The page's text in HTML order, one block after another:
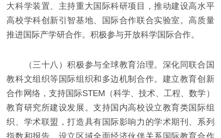
大科学装置、主持重大国际科研项目，推动建设高水平
高校学科创新引智基地、国际合作联合实验室。高质量
推进国际产学研合作。积极参与开放科学国际合作。
（三十八）积极参与全球教育治理。深化同联合国
教科文组织等国际组织和多边机制合作。建立教育创新
合作网络，支持国际STEM（科学、技术、工程、数学）
教育研究所建设发展。支持国内高校设立教育类国际组
织、学术联盟，打造具有国际影响力的学术期刊、系列
指数和报告。设立区域全面经济伙伴关系国际教育合作